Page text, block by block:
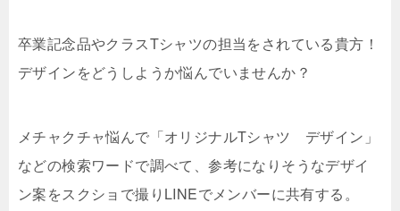
卒業記念品やクラスTシャツの担当をされている貴方！
デザインをどうしようか悩んでいませんか？
メチャクチャ悩んで「オリジナルTシャツ デザイン」
などの検索ワードで調べて、参考になりそうなデザイ
ン案をスクショで撮りLINEでメンバーに共有する。